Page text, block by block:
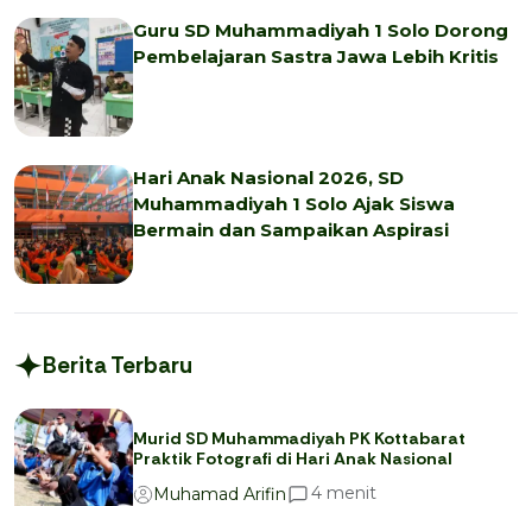
Guru SD Muhammadiyah 1 Solo Dorong
Pembelajaran Sastra Jawa Lebih Kritis
Hari Anak Nasional 2026, SD
Muhammadiyah 1 Solo Ajak Siswa
Bermain dan Sampaikan Aspirasi
Berita Terbaru
Murid SD Muhammadiyah PK Kottabarat
Praktik Fotografi di Hari Anak Nasional
Muhamad Arifin
4 menit